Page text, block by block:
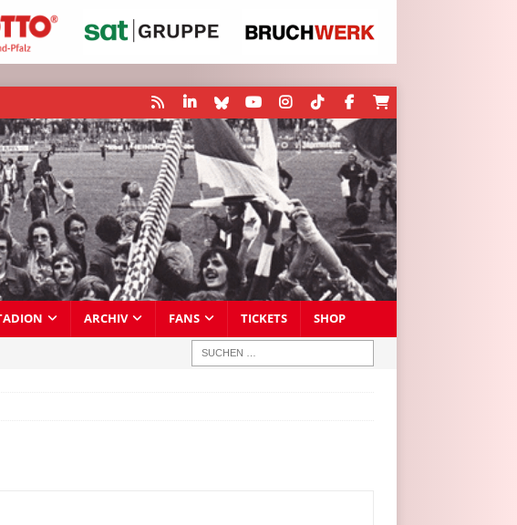
ARCHIV FANS TICKETS SHOP